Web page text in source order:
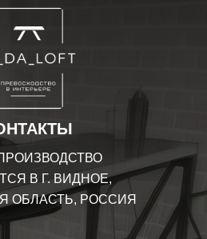
В Г. ВИДНОЕ,
ОБЛАСТЬ, РОССИЯ